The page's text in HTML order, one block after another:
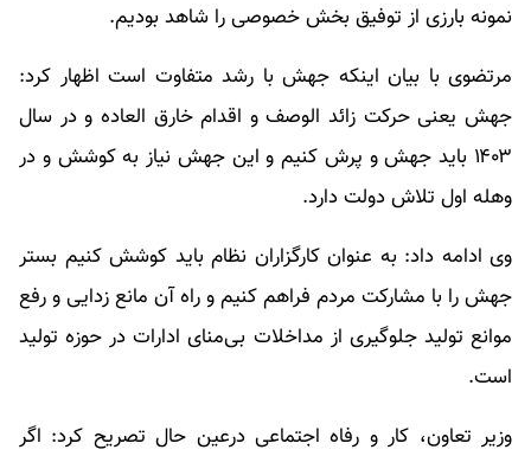
نمونه بارزی از توفیق بخش خصوصی را شاهد بودیم.
مرتضوی با بیان اینکه جهش با رشد متفاوت است اظهار کرد:
جهش یعنی حرکت زائد الوصف و اقدام خارق العاده و در سال
۱۴۰۳ باید جهش و پرش کنیم و این جهش نیاز به کوشش و در
وهله اول تلاش دولت دارد.
وی ادامه داد: به عنوان کارگزاران نظام باید کوشش کنیم بستر
جهش را با مشارکت مردم فراهم کنیم و راه آن مانع زدایی و رفع
موانع تولید جلوگیری از مداخلات بی‌منای ادارات در حوزه تولید
است.
وزیر تعاون، کار و رفاه اجتماعی درعین حال تصریح کرد: اگر